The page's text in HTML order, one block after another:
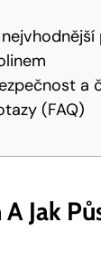
a
(FAQ)
A Jak